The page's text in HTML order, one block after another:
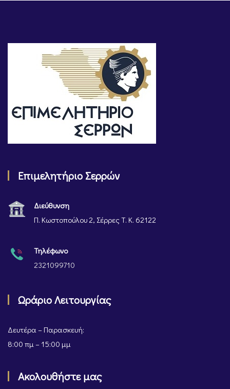
Επιμελητήριο Σερρών
Διεύθυνση
Π. Κωστοπούλου 2, Σέρρες Τ. Κ. 62122
Τηλέφωνο
2321099710
Ωράριο Λειτουργίας
Δευτέρα – Παρασκευή:
8:00 πμ – 15:00 μμ
Ακολουθήστε μας